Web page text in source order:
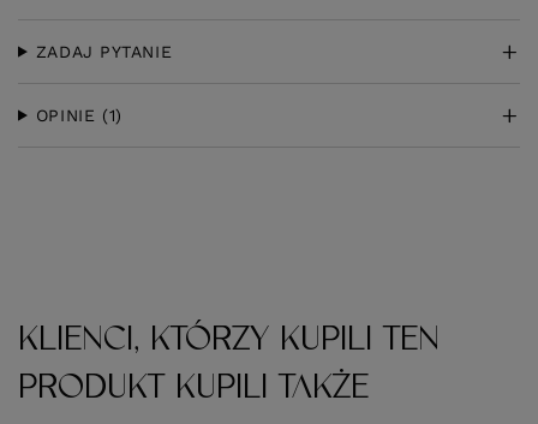
ZADAJ PYTANIE
OPINIE (1)
KLIENCI, KTÓRZY KUPILI TEN
PRODUKT KUPILI TAKŻE